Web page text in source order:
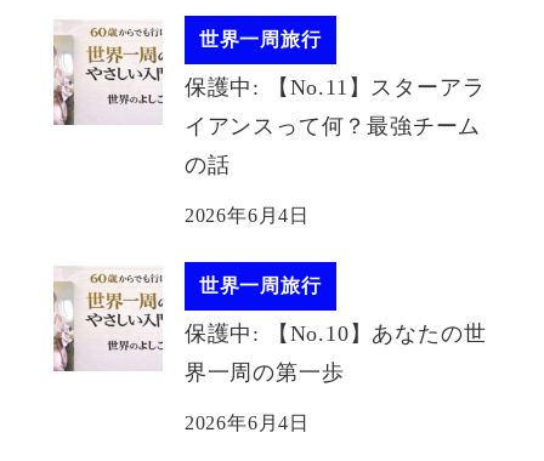
世界一周旅行
保護中: 【No.11】スターアラ
イアンスって何？最強チーム
の話
2026年6月4日
世界一周旅行
保護中: 【No.10】あなたの世
界一周の第一歩
2026年6月4日